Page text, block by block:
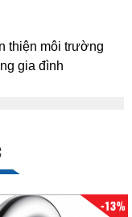
thiện môi trường
gia đình
-13%